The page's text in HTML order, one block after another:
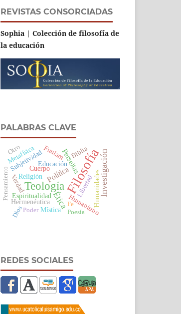
REVISTAS CONSORCIADAS
Sophia | Colección de filosofía de
la educación
PALABRAS CLAVE
Filosofía
Teología Investigación
Ética
PolíticaPerseitas
Educación
Espiritualidad
Hermenéutica
Cuerpo
Humanismo
Funlam
Religión
Mística
Humanidades
Libertad
Subjetividad Biblia
Verdad
Metafísica
Otro
Poesía
DiosPoder
Fe
Pensamiento
REDES SOCIALES